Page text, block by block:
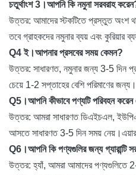
চতুর্থাংশ 3।আপনি কি নমুনা সরবরাহ
উত্তর: আমাদের স্টকটিতে প্রস্তুত অংশ
তবে গ্রাহকদের নমুনার ব্যয় এবং কুরিয়ার
Q4 ই।আপনার প্রসবের সময় কেমন?
উত্তর: সাধারণত, নমুনার জন্য 3-5 দিন
চেয়ে 1-2 সপ্তাহের বেশি পরিমাণের জন্য।
Q5।আপনি কীভাবে পণ্যটি পরিবহন
উত্তর: আমরা সাধারণত ডিএইচএল,
আসতে সাধারণত 3-5 দিন সময়
Q6।আপনি কি পণ্যগুলির জন্য গ্যারান্টি
উত্তর: হ্যাঁ, আমরা আমাদের পণ্যগুলিতে 2-